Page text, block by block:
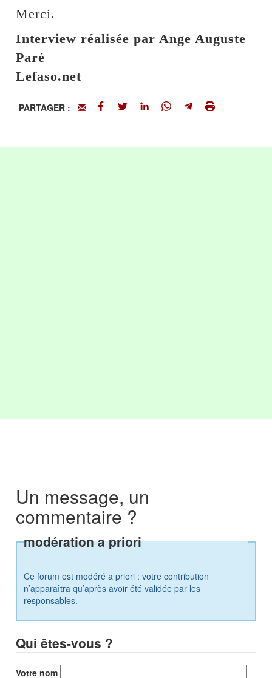
Merci.
Interview réalisée par Ange Auguste
Paré
Lefaso.net
PARTAGER :
Un message, un
commentaire ?
modération a priori
Ce forum est modéré a priori : votre contribution
n’apparaîtra qu’après avoir été validée par les
responsables.
Qui êtes-vous ?
Votre nom